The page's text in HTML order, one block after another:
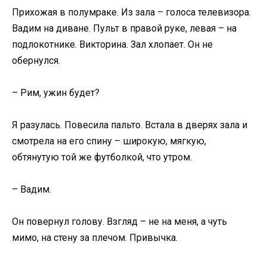
Прихожая в полумраке. Из зала – голоса телевизора.
Вадим на диване. Пульт в правой руке, левая – на
подлокотнике. Викторина. Зал хлопает. Он не
обернулся.
– Рим, ужин будет?
Я разулась. Повесила пальто. Встала в дверях зала и
смотрела на его спину – широкую, мягкую,
обтянутую той же футболкой, что утром.
– Вадим.
Он повернул голову. Взгляд – не на меня, а чуть
мимо, на стену за плечом. Привычка.